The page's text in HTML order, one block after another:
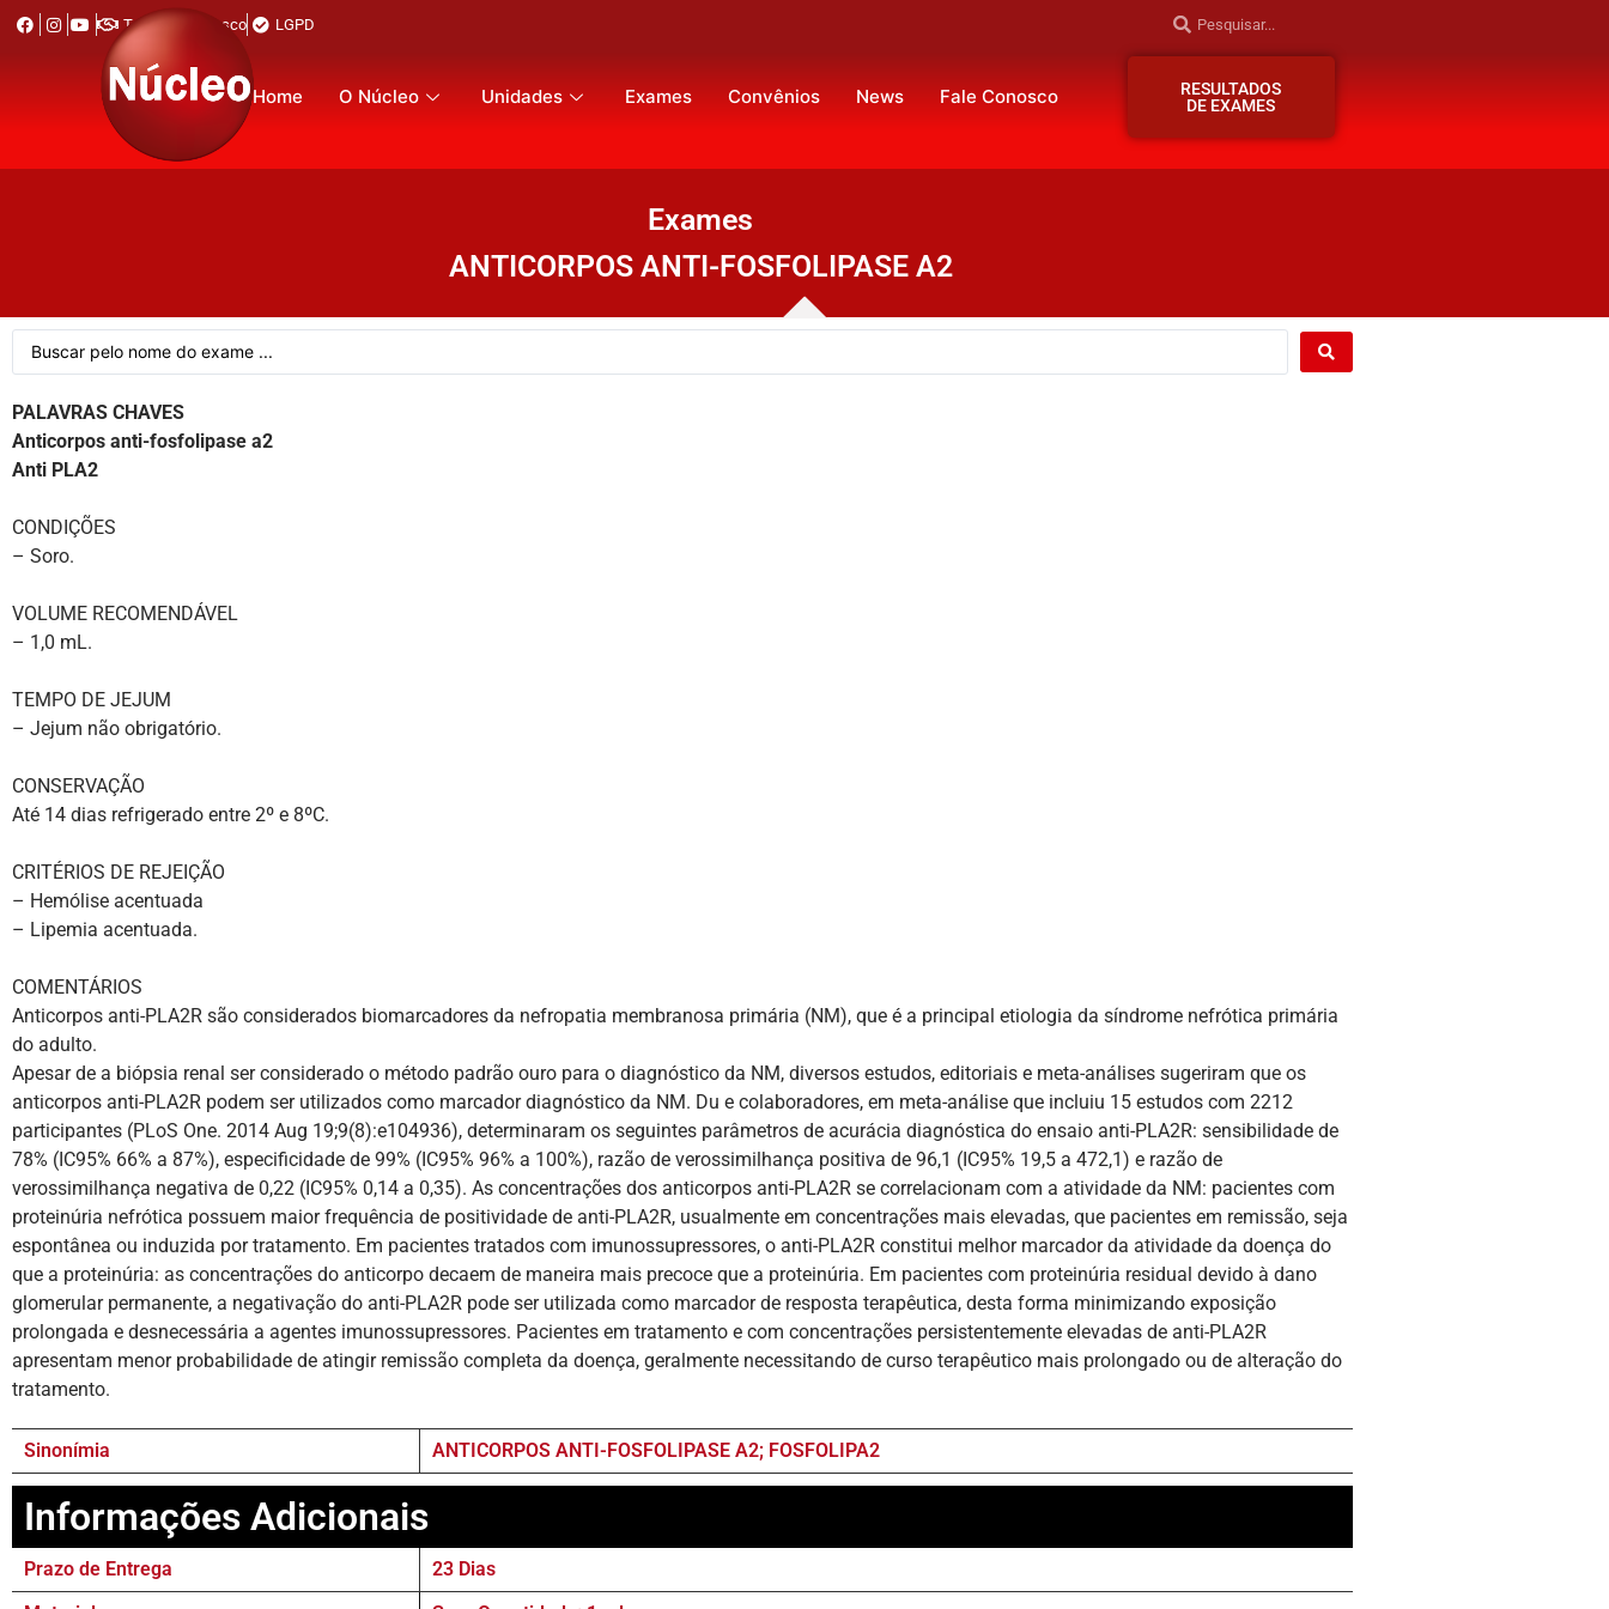
Trabalhe Conosco LGPD
Home O Núcleo Unidades Exames Convênios News Fale Conosco
RESULTADOS
DE EXAMES
Exames
ANTICORPOS ANTI-FOSFOLIPASE A2
PALAVRAS CHAVES
Anticorpos anti-fosfolipase a2
Anti PLA2
CONDIÇÕES
– Soro.
VOLUME RECOMENDÁVEL
– 1,0 mL.
TEMPO DE JEJUM
– Jejum não obrigatório.
CONSERVAÇÃO
Até 14 dias refrigerado entre 2º e 8ºC.
CRITÉRIOS DE REJEIÇÃO
– Hemólise acentuada
– Lipemia acentuada.
COMENTÁRIOS
Anticorpos anti-PLA2R são considerados biomarcadores da nefropatia membranosa primária (NM), que é a principal etiologia da síndrome nefrótica primária
do adulto.
Apesar de a biópsia renal ser considerado o método padrão ouro para o diagnóstico da NM, diversos estudos, editoriais e meta-análises sugeriram que os
anticorpos anti-PLA2R podem ser utilizados como marcador diagnóstico da NM. Du e colaboradores, em meta-análise que incluiu 15 estudos com 2212
participantes (PLoS One. 2014 Aug 19;9(8):e104936), determinaram os seguintes parâmetros de acurácia diagnóstica do ensaio anti-PLA2R: sensibilidade de
78% (IC95% 66% a 87%), especificidade de 99% (IC95% 96% a 100%), razão de verossimilhança positiva de 96,1 (IC95% 19,5 a 472,1) e razão de
verossimilhança negativa de 0,22 (IC95% 0,14 a 0,35). As concentrações dos anticorpos anti-PLA2R se correlacionam com a atividade da NM: pacientes com
proteinúria nefrótica possuem maior frequência de positividade de anti-PLA2R, usualmente em concentrações mais elevadas, que pacientes em remissão, seja
espontânea ou induzida por tratamento. Em pacientes tratados com imunossupressores, o anti-PLA2R constitui melhor marcador da atividade da doença do
que a proteinúria: as concentrações do anticorpo decaem de maneira mais precoce que a proteinúria. Em pacientes com proteinúria residual devido à dano
glomerular permanente, a negativação do anti-PLA2R pode ser utilizada como marcador de resposta terapêutica, desta forma minimizando exposição
prolongada e desnecessária a agentes imunossupressores. Pacientes em tratamento e com concentrações persistentemente elevadas de anti-PLA2R
apresentam menor probabilidade de atingir remissão completa da doença, geralmente necessitando de curso terapêutico mais prolongado ou de alteração do
tratamento.
Sinonímia ANTICORPOS ANTI-FOSFOLIPASE A2; FOSFOLIPA2
Informações Adicionais
Prazo de Entrega
23 Dias